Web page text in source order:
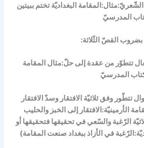
البغداديّة تختم ببيتين
بضروب القصّ الثّلاثة:
تتطوّر من عقدة إلى حلّ:مثال المقامة
تتطّور وفق ثلاثيّة الافتقار وسدّ الافتقار
الأرمينيّة:الافتقار إلى الخبز والحليب
الرّغبة والسّعي في تحقيقها فتحقيقها أو
في الأزاذ ببغداد صنعت المقامة)